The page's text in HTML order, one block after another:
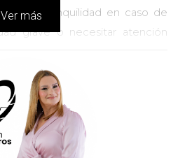
tranquilidad en caso de
grave o necesitar atención
más destacadas del Seguro de
amplia cobertura. Los planes
con ciertos requisitos mínimos,
Ver más